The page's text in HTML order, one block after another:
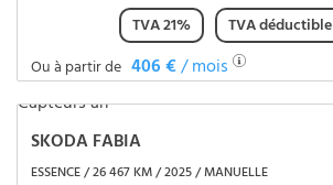
TVA 21%
TVA déductible
Ou à partir de 406 €/ mois
SKODA FABIA
ESSENCE / 26 467 KM / 2025 / MANUELLE